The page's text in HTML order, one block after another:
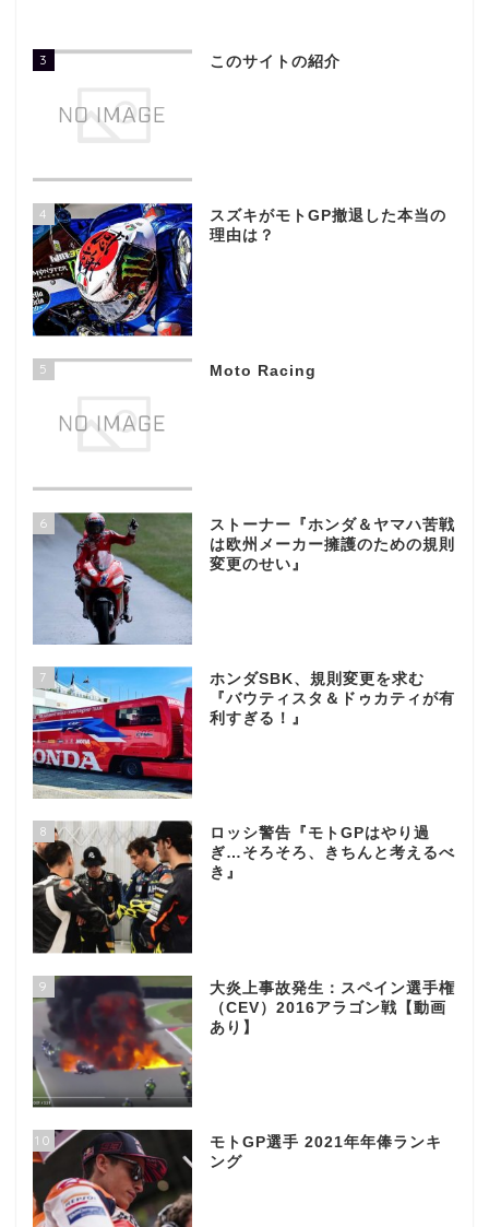
3 このサイトの紹介
4
スズキがモトGP撤退した本当の
理由は？
5 Moto Racing
6
ストーナー『ホンダ＆ヤマハ苦戦
は欧州メーカー擁護のための規則
変更のせい』
7
ホンダSBK、規則変更を求む
『バウティスタ＆ドゥカティが有
利すぎる！』
8
ロッシ警告『モトGPはやり過
ぎ…そろそろ、きちんと考えるべ
き』
9
大炎上事故発生：スペイン選手権
（CEV）2016アラゴン戦【動画
あり】
10
モトGP選手 2021年年俸ランキ
ング